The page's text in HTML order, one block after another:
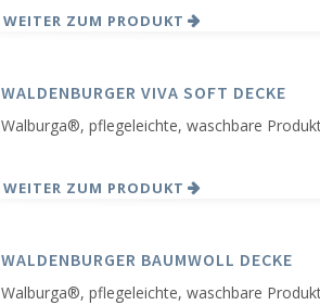
WEITER ZUM PRODUKT
WALDENBURGER VIVA SOFT DECKE
Walburga®, pflegeleichte, waschbare
WEITER ZUM PRODUKT
WALDENBURGER BAUMWOLL DECKE
Walburga®, pflegeleichte, waschbare